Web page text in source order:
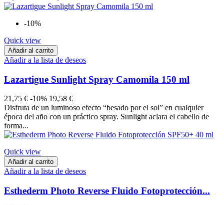
-10%
Quick view
Añadir al carrito
Añadir a la lista de deseos
Lazartigue Sunlight Spray Camomila 150 ml
21,75 € -10% 19,58 €
Disfruta de un luminoso efecto “besado por el sol” en cualquier
época del año con un práctico spray. Sunlight aclara el cabello de
forma...
Quick view
Añadir al carrito
Añadir a la lista de deseos
Esthederm Photo Reverse Fluido Fotoprotección...